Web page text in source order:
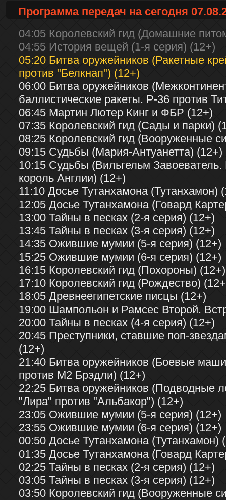
Программа передач на сегодня
04:05 Королевский гид (Домашние
04:55 История вещей (1-я серия) (12+)
05:20 Битва оружейников (Ракетные
против "Белкнап") (12+)
06:00 Битва оружейников
баллистические ракеты. Р-36 против
06:45 Мартин Лютер Кинг и ФБР (12+)
07:35 Королевский гид (Сады и парки)
08:25 Королевский гид (Вооруженные
09:15 Судьбы (Мария-Антуанетта) (12+)
10:15 Судьбы (Вильгельм
король Англии) (12+)
11:10 Досье Тутанхамона (Тутанхамон)
12:05 Досье Тутанхамона (Говард
13:00 Тайны в песках (2-я серия) (12+)
13:45 Тайны в песках (3-я серия) (12+)
14:35 Ожившие мумии (5-я серия) (12+)
15:25 Ожившие мумии (6-я серия) (12+)
16:15 Королевский гид (Похороны) (12+)
17:10 Королевский гид (Рождество)
18:05 Древнеегипетские писцы (12+)
19:00 Шампольон и Рамсес Второй.
20:00 Тайны в песках (4-я серия) (12+)
20:45 Преступники, ставшие поп-
(12+)
21:40 Битва оружейников (Боевые
против М2 Брэдли) (12+)
22:25 Битва оружейников (Подводные
"Лира" против "Альбакор") (12+)
23:05 Ожившие мумии (5-я серия) (12+)
23:55 Ожившие мумии (6-я серия) (12+)
00:50 Досье Тутанхамона (Тутанхамон)
01:35 Досье Тутанхамона (Говард
02:25 Тайны в песках (2-я серия) (12+)
03:05 Тайны в песках (3-я серия) (12+)
03:50 Королевский гид (Вооруженные